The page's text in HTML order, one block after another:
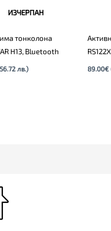
ИЗЧЕРПАН
тонколона
H13, Bluetooth
лв.) 89.00€